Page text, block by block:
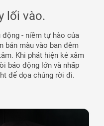
lối vào.
- niềm tự hào của
bản màu vào ban đêm
Khi phát hiện kẻ xâm
báo động lớn và nhấp
để dọa chúng rời đi.